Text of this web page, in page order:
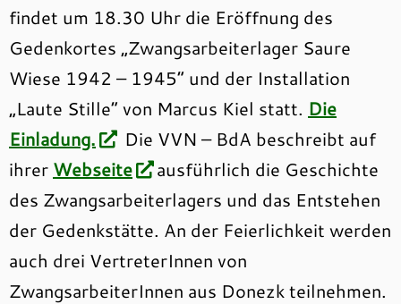
findet um 18.30 Uhr die Eröffnung des
Gedenkortes „Zwangsarbeiterlager Saure
Wiese 1942 – 1945“ und der Installation
„Laute Stille“ von Marcus Kiel statt. Die
Einladung.
Die VVN – BdA beschreibt auf
ihrer Webseite
ausführlich die Geschichte
des Zwangsarbeiterlagers und das Entstehen
der Gedenkstätte. An der Feierlichkeit werden
auch drei VertreterInnen von
ZwangsarbeiterInnen aus Donezk teilnehmen.